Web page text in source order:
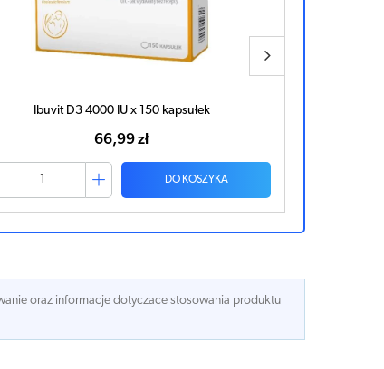
Ibuvit D3 4000 IU x 150 kapsułek
66,99 zł
DO KOSZYKA
oraz informacje dotyczace stosowania produktu